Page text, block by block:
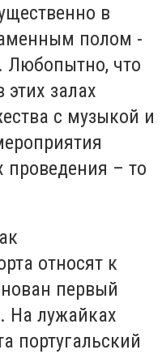
в
полом -
Любопытно, что
этих залах
с музыкой и
проведения – то
относят к
первый
На лужайках
португальский